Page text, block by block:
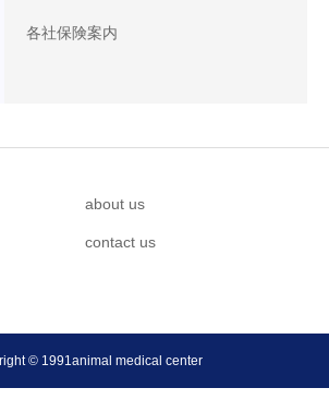
各社保険案内
about us
contact us
© 1991animal medical center